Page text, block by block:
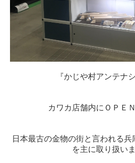
各種リフォーム案内
今月の特選チラシ
店内最新情報
話題のおすすめ商品
お問い合せ
『かじや村アンテナ
カワカ店舗内にＯＰＥ
日本最古の金物の街と言われる
を主に取り扱いま